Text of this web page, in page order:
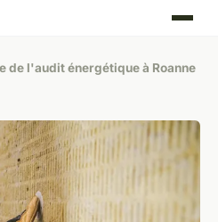
de l'audit énergétique à Roanne